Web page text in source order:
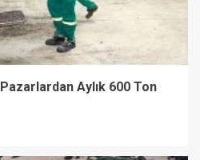
Aylık 600 Ton